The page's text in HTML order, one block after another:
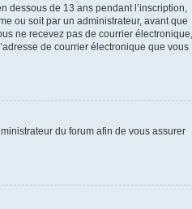
dessous de 13 ans pendant l’inscription,
ou soit par un administrateur, avant que
ne recevez pas de courrier électronique,
de courrier électronique que vous
du forum afin de vous assurer